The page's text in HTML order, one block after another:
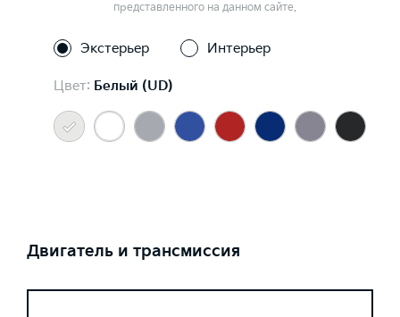
представленного на данном сайте.
Экстерьер Интерьер
Цвет: Белый (UD)
Двигатель и трансмиссия